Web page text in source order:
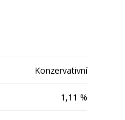
Konzervativní
1,11 %